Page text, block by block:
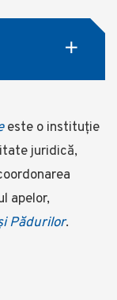
este o instituție
juridică,
apelor,
Pădurilor.